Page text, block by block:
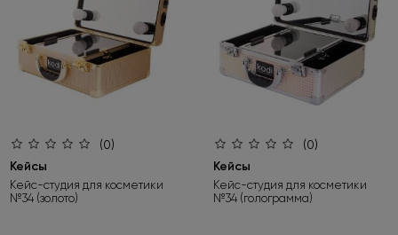
по убыванию цены
по новинкам
(0)
Кейсы
Кейс-студия для косметики
№34 (золото)
(0)
Кейсы
Кейс-студия для косметики
№34 (голограмма)